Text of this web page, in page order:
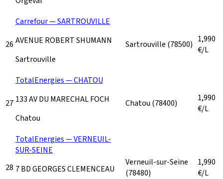
26
Carrefour — SARTROUVILLE
AVENUE ROBERT SHUMANN
Sartrouville
Sartrouville (78500) 1,990
€/L
27
TotalEnergies — CHATOU
133 AV DU MARECHAL FOCH
Chatou
Chatou (78400)
1,990
€/L
28
TotalEnergies — VERNEUIL-
SUR-SEINE
7 BD GEORGES CLEMENCEAU
Verneuil-sur-Seine
(78480)
1,990
€/L